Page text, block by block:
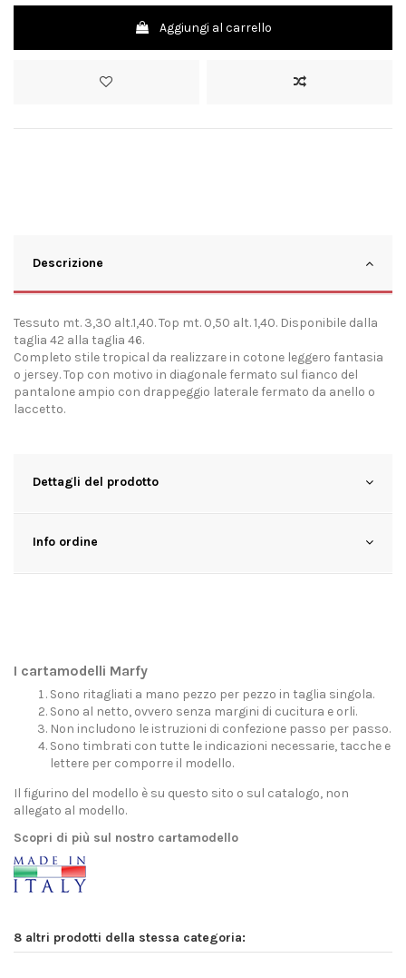
Aggiungi al carrello
Descrizione
Tessuto mt. 3,30 alt.1,40. Top mt. 0,50 alt. 1,40. Disponibile dalla
taglia 42 alla taglia 46.
Completo stile tropical da realizzare in cotone leggero fantasia
o jersey. Top con motivo in diagonale fermato sul fianco del
pantalone ampio con drappeggio laterale fermato da anello o
laccetto.
Dettagli del prodotto
Info ordine
I cartamodelli Marfy
Sono ritagliati a mano pezzo per pezzo in taglia singola.
Sono al netto, ovvero senza margini di cucitura e orli.
Non includono le istruzioni di confezione passo per passo.
Sono timbrati con tutte le indicazioni necessarie, tacche e
lettere per comporre il modello.
Il figurino del modello è su questo sito o sul catalogo, non
allegato al modello.
Scopri di più sul nostro cartamodello
8 altri prodotti della stessa categoria: